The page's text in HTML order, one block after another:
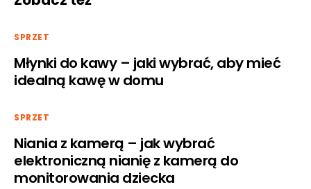
SPRZET
Młynki do kawy – jaki wybrać, aby mieć
idealną kawę w domu
SPRZET
Niania z kamerą – jak wybrać
elektroniczną nianię z kamerą do
monitorowania dziecka